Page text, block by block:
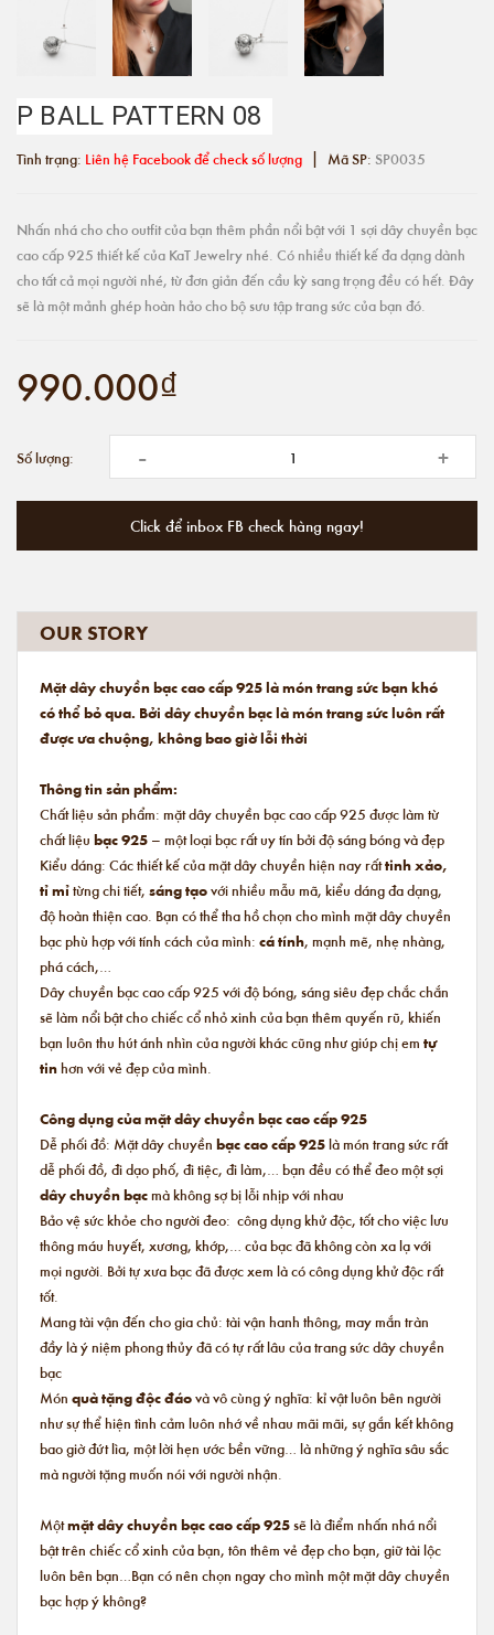
P BALL PATTERN 08
Tình trạng: Liên hệ Facebook để check số lượng | Mã SP: SP0035
Nhấn nhá cho cho outfit của bạn thêm phần nổi bật với 1 sợi dây chuyền bạc
cao cấp 925 thiết kế của KaT Jewelry nhé. Có nhiều thiết kế đa dạng dành
cho tất cả mọi người nhé, từ đơn giản đến cầu kỳ sang trọng đều có hết. Đây
sẽ là một mảnh ghép hoàn hảo cho bộ sưu tập trang sức của bạn đó.
990.000₫
Số lượng: - +
Click để inbox FB check hàng ngay!
OUR STORY
Mặt dây chuyền bạc cao cấp 925 là món trang sức bạn khó
có thể bỏ qua. Bởi dây chuyền bạc là món trang sức luôn rất
được ưa chuộng, không bao giờ lỗi thời
Thông tin sản phẩm:
Chất liệu sản phẩm: mặt dây chuyền bạc cao cấp 925 được làm từ
chất liệu bạc 925 – một loại bạc rất uy tín bởi độ sáng bóng và đẹp
Kiểu dáng: Các thiết kế của mặt dây chuyền hiện nay rấttinh xảo,
tỉ mỉtừng chi tiết, sáng tạovới nhiều mẫu mã, kiểu dáng đa dạng,
độ hoàn thiện cao. Bạn có thể tha hồ chọn cho mình mặt dây chuyền
bạc phù hợp với tính cách của mình: cá tính, mạnh mẽ, nhẹ nhàng,
phá cách,…
Dây chuyền bạc cao cấp 925 với độ bóng, sáng siêu đẹp chắc chắn
sẽ làm nổi bật cho chiếc cổ nhỏ xinh của bạn thêm quyến rũ, khiến
bạn luôn thu hút ánh nhìn của người khác cũng như giúp chị em tự
tinhơn với vẻ đẹp của mình.
Công dụng của mặt dây chuyền bạc cao cấp 925
Dễ phối đồ: Mặt dây chuyền bạc cao cấp 925là món trang sức rất
dễ phối đồ, đi dạo phố, đi tiệc, đi làm,… bạn đều có thể đeo một sợi
dây chuyền bạcmà không sợ bị lỗi nhịp với nhau
Bảo vệ sức khỏe cho người đeo: công dụng khử độc, tốt cho việc lưu
thông máu huyết, xương, khớp,… của bạc đã không còn xa lạ với
mọi người. Bởi tự xưa bạc đã được xem là có công dụng khử độc rất
tốt.
Mang tài vận đến cho gia chủ: tài vận hanh thông, may mắn tràn
đầy là ý niệm phong thủy đã có tự rất lâu của trang sức dây chuyền
bạc
Món quà tặng độc đáovà vô cùng ý nghĩa: kỉ vật luôn bên người
như sự thể hiện tình cảm luôn nhớ về nhau mãi mãi, sự gắn kết không
bao giờ đứt lìa, một lời hẹn ước bền vững… là những ý nghĩa sâu sắc
mà người tặng muốn nói với người nhận.
Mộtmặt dây chuyền bạc cao cấp 925sẽ là điểm nhấn nhá nổi
bật trên chiếc cổ xinh của bạn, tôn thêm vẻ đẹp cho bạn, giữ tài lộc
luôn bên bạn…Bạn có nên chọn ngay cho mình một mặt dây chuyền
bạc hợp ý không?